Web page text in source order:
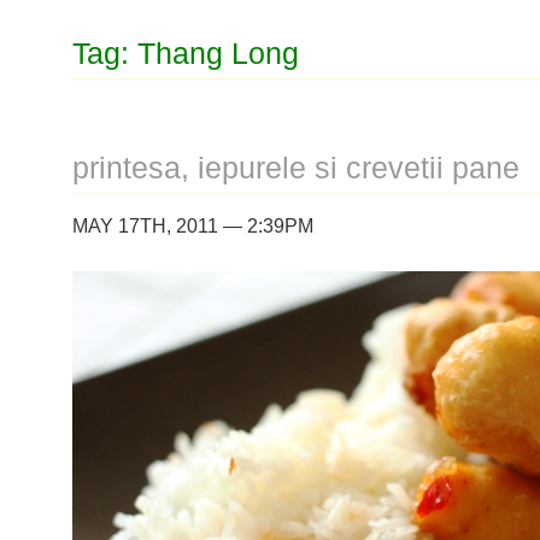
Tag: Thang Long
printesa, iepurele si crevetii pane
MAY 17TH, 2011 — 2:39PM